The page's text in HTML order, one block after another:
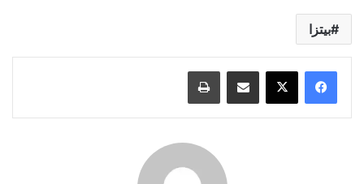
بيتزا
مشاركة عبر البريد طباعة